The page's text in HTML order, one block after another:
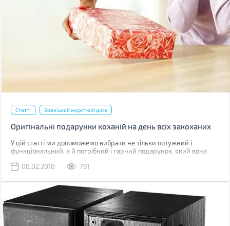
Статті Зовнішній жорсткий диск
Оригінальні подарунки коханій на день всіх закоханих
У цій статті ми допоможемо вибрати не тільки потужний і
функціональний, а й потрібний і гарний подарунок, який вона
08.02.2018
791